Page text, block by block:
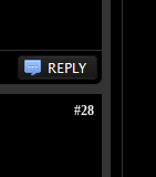
#28